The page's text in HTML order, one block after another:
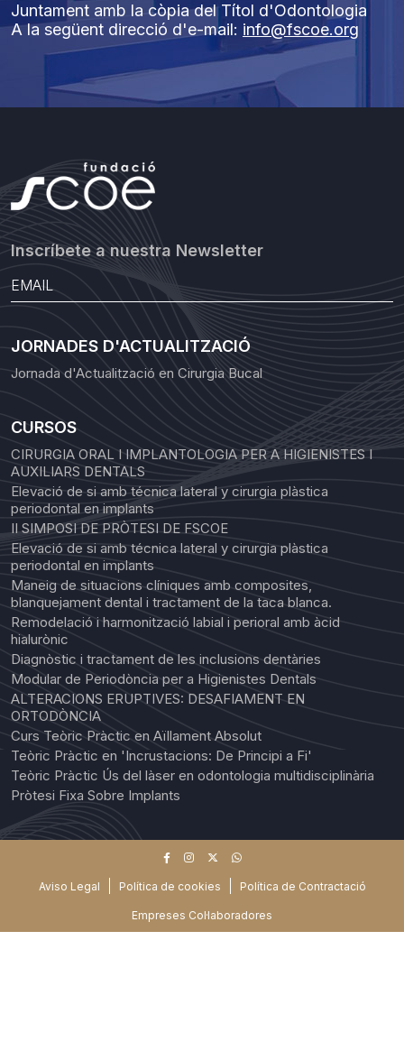
Juntament amb la còpia del Títol d'Odontologia
A la següent direcció d'e-mail: info@fscoe.org
Inscríbete a nuestra Newsletter
JORNADES D'ACTUALITZACIÓ
Jornada d'Actualització en Cirurgia Bucal
CURSOS
CIRURGIA ORAL I IMPLANTOLOGIA PER A HIGIENISTES I
AUXILIARS DENTALS
Elevació de si amb técnica lateral y cirurgia plàstica
periodontal en implants
II SIMPOSI DE PRÒTESI DE FSCOE
Elevació de si amb técnica lateral y cirurgia plàstica
periodontal en implants
Maneig de situacions clíniques amb composites,
blanquejament dental i tractament de la taca blanca.
Remodelació i harmonització labial i perioral amb àcid
hialurònic
Diagnòstic i tractament de les inclusions dentàries
Modular de Periodòncia per a Higienistes Dentals
ALTERACIONS ERUPTIVES: DESAFIAMENT EN
ORTODÒNCIA
Curs Teòric Pràctic en Aïllament Absolut
Teòric Pràctic en 'Incrustacions: De Principi a Fi'
Teòric Pràctic Ús del làser en odontologia multidisciplinària
Pròtesi Fixa Sobre Implants
Aviso Legal Política de cookies Política de Contractació
Empreses Col·laboradores